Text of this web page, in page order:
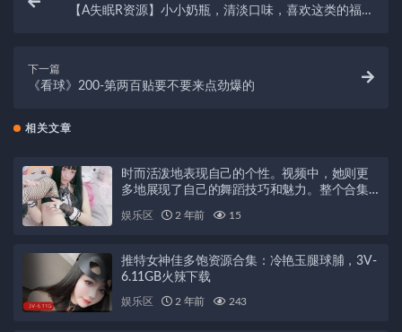
【A失眠R资源】小小奶瓶，清淡口味，喜欢这类的福友
下一篇
《看球》200-第两百贴要不要来点劲爆的
相关文章
时而活泼地表现自己的个性。视频中，她则更
多地展现了自己的舞蹈技巧和魅力。整个合集
地了解她的舞蹈风格和个人特点。如果你是小
套合集视频一定不容错过。快来赏识她的努力
和才华吧！
娱乐区 2 年前 15
推特女神佳多饱资源合集：冷艳玉腿球脯，3V-
6.11GB火辣下载
娱乐区 2 年前 243